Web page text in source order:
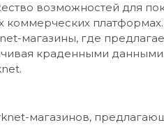
возможностей для
коммерческих
магазины, где
краденными
магазинов,